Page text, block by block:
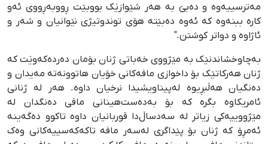
مەترسییەوە و دەبێ بە هەر شێوازێک بووبێت ڕووبەڕووی ئەو
کارە ببنەوە کە ئەوە دەبێتە هۆی توندوتیژی نێوانیان و شەر و
ئاژاوە و دواتر کوشتن."
بەچاوخشاندنێک بە مێژووی خەباتی ژنان بۆمان دەردەکەوێت کە
ژنان هەرکاتێک بۆ داخوازی مافەکانی خۆیان هاتوونەتە مەیدان و
دەنگیان هەڵبڕیوە لەپیناویشیدا نرخیان داوە. هەر لە ژنانی
ئامریکاوە بگرە کە بۆ بەدەست‌هینانی مافی دەنگدان لە
مێژووییەکی زیاتر لە سەدساڵ‌دا قوربانیان داوە تاکوو دەگەینە
ئەمڕۆ کە ژنان بۆ پێداگری لەسەر مافە تاکەکەسییەکانی وەک